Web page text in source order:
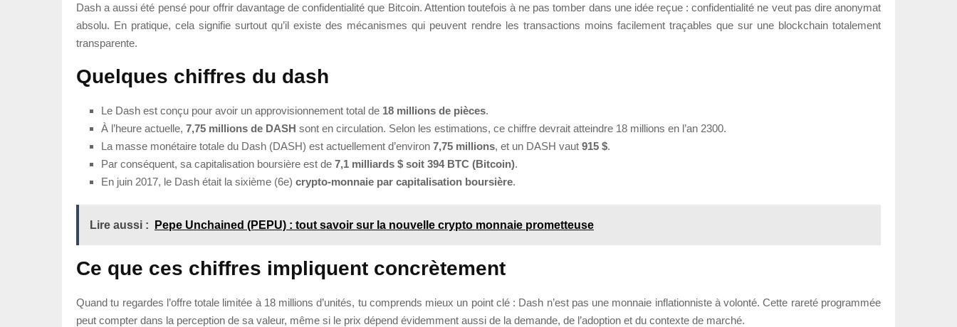
Dash a aussi été pensé pour offrir davantage de confidentialité que Bitcoin. Attention toutefois à ne pas tomber dans une idée reçue : confidentialité ne veut pas dire anonymat
absolu. En pratique, cela signifie surtout qu’il existe des mécanismes qui peuvent rendre les transactions moins facilement traçables que sur une blockchain totalement
transparente.
Quelques chiffres du dash
Le Dash est conçu pour avoir un approvisionnement total de 18 millions de pièces.
À l’heure actuelle, 7,75 millions de DASH sont en circulation. Selon les estimations, ce chiffre devrait atteindre 18 millions en l’an 2300.
La masse monétaire totale du Dash (DASH) est actuellement d’environ 7,75 millions, et un DASH vaut 915 $.
Par conséquent, sa capitalisation boursière est de 7,1 milliards $ soit 394 BTC (Bitcoin).
En juin 2017, le Dash était la sixième (6e) crypto-monnaie par capitalisation boursière.
Lire aussi : Pepe Unchained (PEPU) : tout savoir sur la nouvelle crypto monnaie prometteuse
Ce que ces chiffres impliquent concrètement
Quand tu regardes l’offre totale limitée à 18 millions d’unités, tu comprends mieux un point clé : Dash n’est pas une monnaie inflationniste à volonté. Cette rareté programmée
peut compter dans la perception de sa valeur, même si le prix dépend évidemment aussi de la demande, de l’adoption et du contexte de marché.